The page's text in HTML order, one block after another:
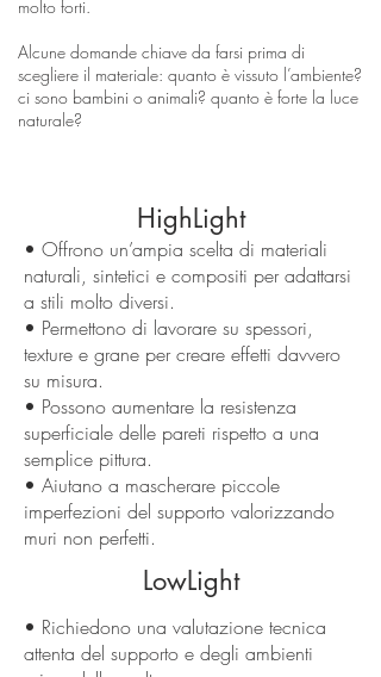
molto forti.
Alcune domande chiave da farsi prima di
scegliere il materiale: quanto è vissuto l’ambiente?
ci sono bambini o animali? quanto è forte la luce
naturale?
HighLight
• Offrono un’ampia scelta di materiali
naturali, sintetici e compositi per adattarsi
a stili molto diversi.
• Permettono di lavorare su spessori,
texture e grane per creare effetti davvero
su misura.
• Possono aumentare la resistenza
superficiale delle pareti rispetto a una
semplice pittura.
• Aiutano a mascherare piccole
imperfezioni del supporto valorizzando
muri non perfetti.
LowLight
• Richiedono una valutazione tecnica
attenta del supporto e degli ambienti